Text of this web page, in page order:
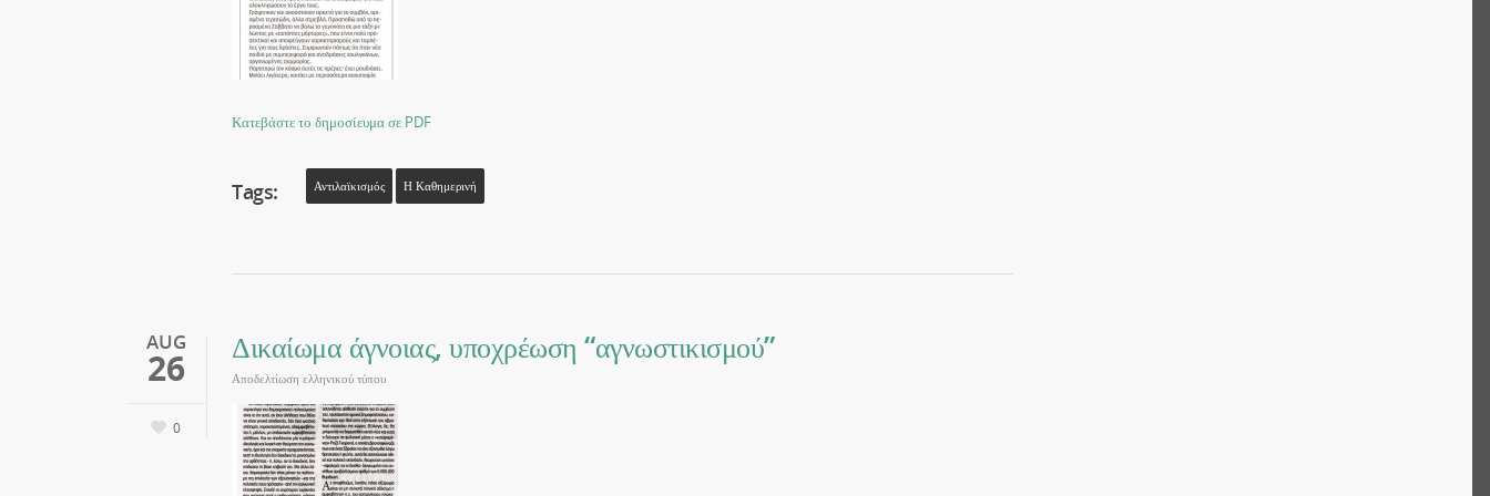
Κατεβάστε το δημοσίευμα σε PDF
Tags: Αντιλαϊκισμός Η Καθημερινή
AUG
26
0
Δικαίωμα άγνοιας, υποχρέωση “αγνωστικισμού”
Αποδελτίωση ελληνικού τύπου